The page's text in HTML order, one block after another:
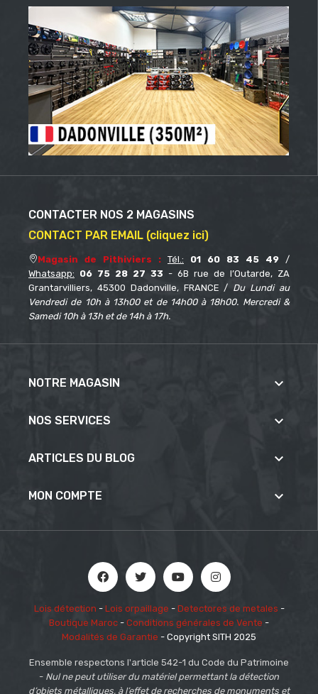
CONTACTER NOS 2 MAGASINS
CONTACT PAR EMAIL (cliquez ici)
Magasin de Pithiviers : Tél.: 01 60 83 45 49 /
Whatsapp: 06 75 28 27 33 - 6B rue de l’Outarde, ZA
Grantarvilliers, 45300 Dadonville, FRANCE / Du Lundi au
Vendredi de 10h à 13h00 et de 14h00 à 18h00. Mercredi &
Samedi 10h à 13h et de 14h à 17h.
NOTRE MAGASIN 
NOS SERVICES 
ARTICLES DU BLOG 
MON COMPTE 
Lois détection - Lois orpaillage - Detectores de metales -
Boutique Maroc - Conditions générales de Vente -
Modalités de Garantie - Copyright SITH 2025
Ensemble respectons l'article 542-1 du Code du Patrimoine
- Nul ne peut utiliser du matériel permettant la détection
d’objets métalliques, à l’effet de recherches de monuments et